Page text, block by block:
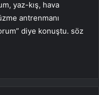
yaz-kış, hava
antrenmanı
diye konuştu. söz